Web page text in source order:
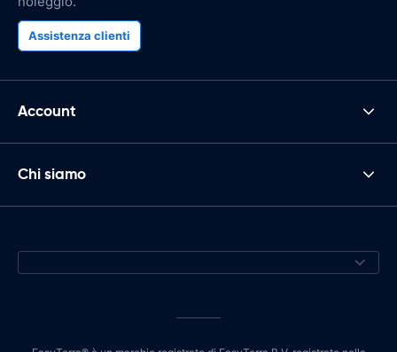
Assistenza clienti
Account
Chi siamo